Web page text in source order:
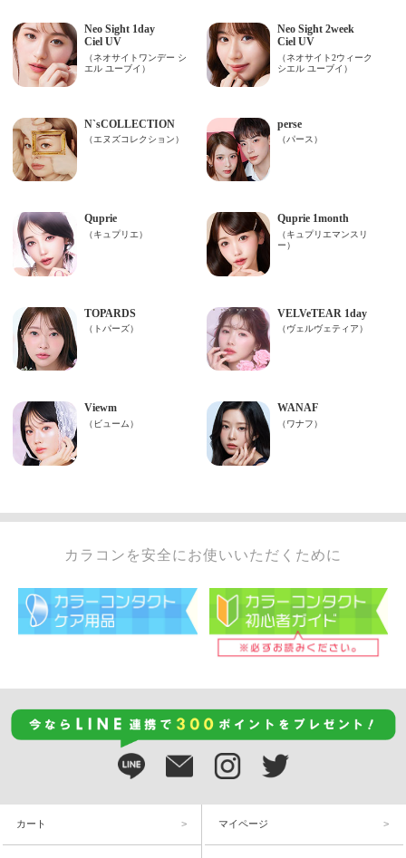
カラコンを安全にお使いいただくために
カート マイページ